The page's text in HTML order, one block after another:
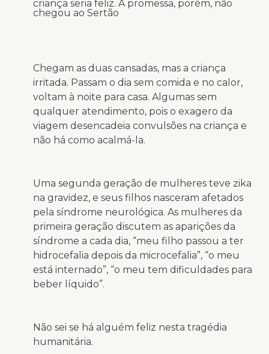
criança seria feliz. A promessa, porém, não
chegou ao Sertão
Chegam as duas cansadas, mas a criança
irritada. Passam o dia sem comida e no calor,
voltam à noite para casa. Algumas sem
qualquer atendimento, pois o exagero da
viagem desencadeia convulsões na criança e
não há como acalmá-la.
Uma segunda geração de mulheres teve zika
na gravidez, e seus filhos nasceram afetados
pela síndrome neurológica. As mulheres da
primeira geração discutem as aparições da
síndrome a cada dia, “meu filho passou a ter
hidrocefalia depois da microcefalia”, “o meu
está internado”, “o meu tem dificuldades para
beber líquido”.
Não sei se há alguém feliz nesta tragédia
humanitária.